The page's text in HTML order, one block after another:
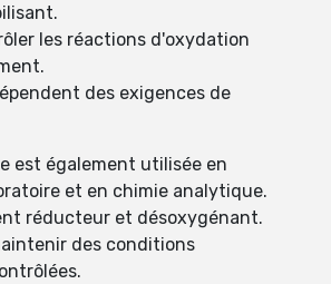
les réactions d'oxydation
des exigences de
est également utilisée en
et en chimie analytique.
réducteur et désoxygénant.
des conditions